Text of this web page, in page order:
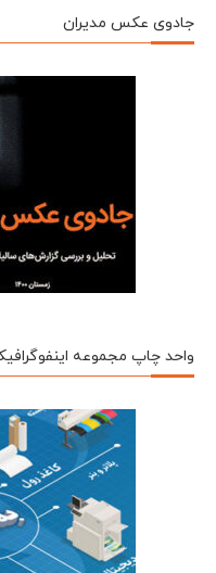
جادوی عکس مدیران
واحد چاپ مجموعه